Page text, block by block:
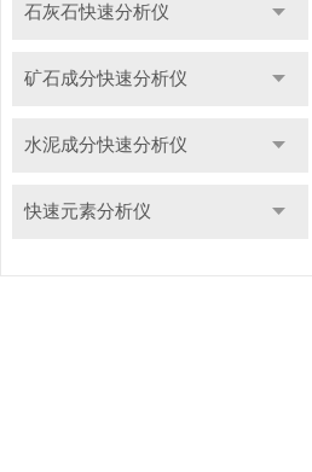
石灰石快速分析仪
矿石成分快速分析仪
水泥成分快速分析仪
快速元素分析仪